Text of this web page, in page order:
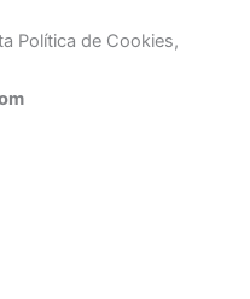
Política de Cookies,